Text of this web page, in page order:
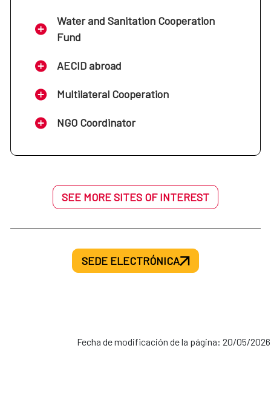
Water and Sanitation Cooperation
Fund
AECID abroad
Multilateral Cooperation
NGO Coordinator
SEE MORE SITES OF INTEREST
SEDE ELECTRÓNICA
Fecha de modificación de la página: 20/05/2026